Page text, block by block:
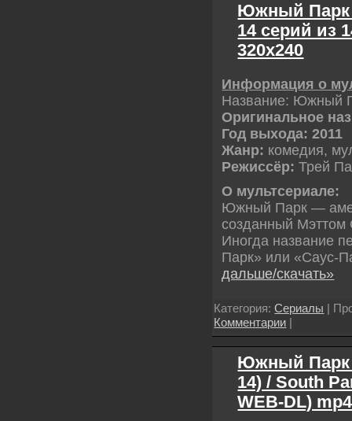
Южный Парк
14 серий из
320х240
Информация o
Название: Южный
Оригинальное
Год выхода: 2011
Жанр: комедия,
Режиссёр:Трей
О мультсериале:
Южный Парк —
созданный
Иногда название
Парк» или «Саус-
дальше/скачать»
Категория:Сериалы |
Комментарии |
Южный Парк
14) / South
WEB-DL)